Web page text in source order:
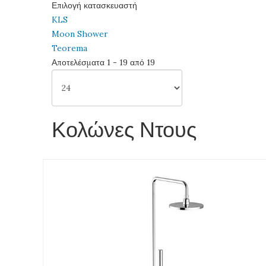
Επιλογή κατασκευαστή
KLS
Moon Shower
Teorema
Αποτελέσματα 1 - 19 από 19
Κολώνες Ντους